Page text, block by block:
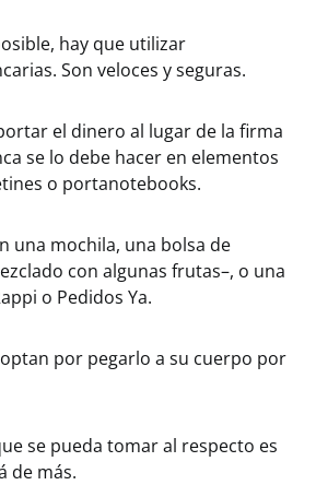
hay que utilizar
Son veloces y seguras.
el dinero al lugar de la firma
se lo debe hacer en elementos
o portanotebooks.
una mochila, una bolsa de
con algunas frutas–, o una
o Pedidos Ya.
por pegarlo a su cuerpo por
se pueda tomar al respecto es
de más.